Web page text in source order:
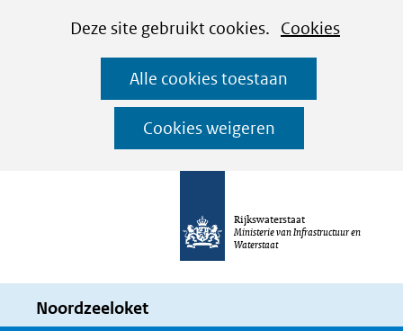
CookiesDeze site gebruikt cookies. Cookies
worden
toegestaan
Alle cookies toestaan
Cookies weigeren
Ga
naar
de
inhoud
Rijkswaterstaat
Ministerie van Infrastructuur en
Waterstaat
Noordzeeloket